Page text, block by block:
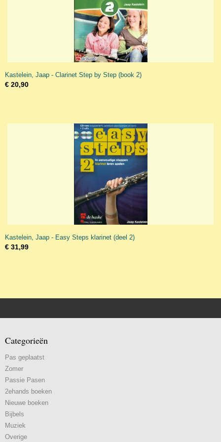
Kastelein, Jaap - Clarinet Step by Step (book 2)
€ 20,90
Kastelein, Jaap - Easy Steps klarinet (deel 2)
€ 31,99
Categorieën
Pas geplaatst
Zomer
Passie Pasen
2ehands boeken
Nieuwe boeken
Bijbels
Muziek
Overige